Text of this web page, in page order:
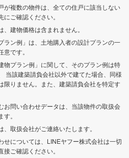
が複数の物件は、全ての住戸に該当しない
ご確認ください。
、建物価格は含まれません。
ラン例」は、土地購入者の設計プランの一
です。
物プラン例」に関して、そのプラン例は特
当該建築請負会社以外で建てた場合、同様
限りません。また、建築請負会社を特定す
お問い合わせデータは、当該物件の取扱会
。
取扱会社がご連絡いたします。
せについては、LINEヤフー株式会社は一切
ご確認ください。